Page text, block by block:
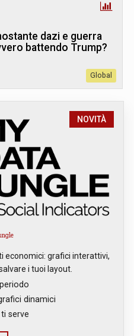
dazi e guerra
battendo Trump?
Global
NOVITÀ
economici: grafici interattivi,
i tuoi layout.
dinamici
serve